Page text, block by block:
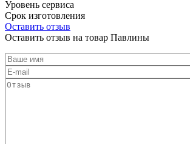
Уровень сервиса
Срок изготовления
Оставить отзыв
Оставить отзыв на товар Павлины